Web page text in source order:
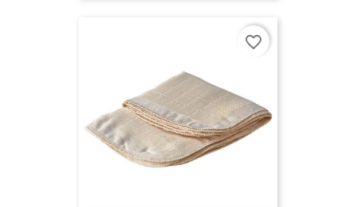
favorite_border